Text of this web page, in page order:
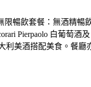
暢飲套餐：無酒精暢
Pierpaolo ⽩葡萄酒
利美酒搭配美食。餐